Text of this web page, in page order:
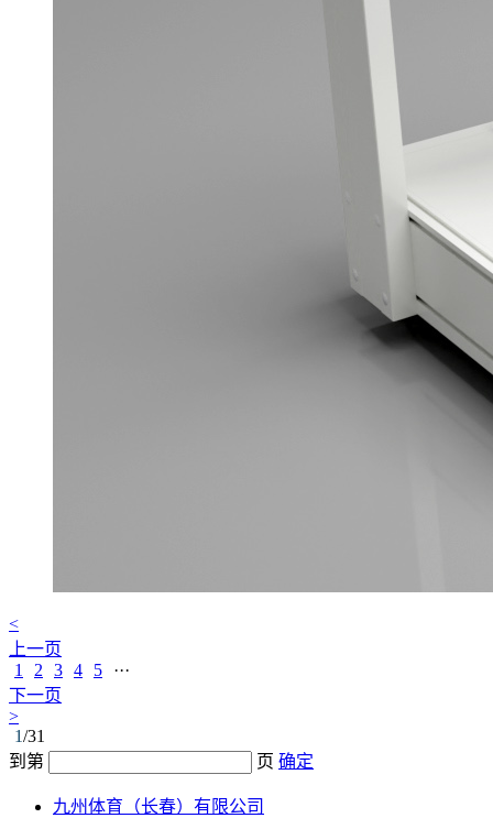
<
上一页
1
2 3 4 5
···
下一页
>
1/31
到第
页 确定
九州体育（长春）有限公司